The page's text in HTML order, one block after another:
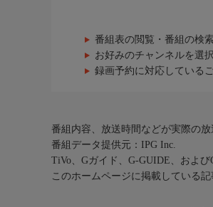
番組表の閲覧・番組の検
お好みのチャンネルを選
録画予約に対応している
番組内容、放送時間などが実際の
番組データ提供元：IPG Inc.
TiVo、Gガイド、G-GUIDE、およ
このホームページに掲載している